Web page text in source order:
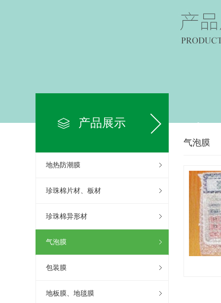
产品展示
地热防潮膜
珍珠棉片材、板材
珍珠棉异形材
气泡膜
包装膜
地板膜、地毯膜
气泡膜